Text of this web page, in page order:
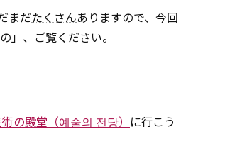
まだたくさんありますので、今回
」、ご覧ください。
の殿堂（예술의 전당） に行こう